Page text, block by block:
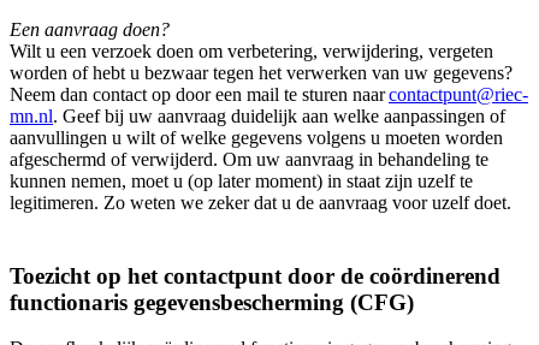
Een aanvraag doen?
Wilt u een verzoek doen om verbetering, verwijdering, vergeten
worden of hebt u bezwaar tegen het verwerken van uw gegevens?
Neem dan contact op door een mail te sturen naarcontactpunt@riec-
mn.nl. Geef bij uw aanvraag duidelijk aan welke aanpassingen of
aanvullingen u wilt of welke gegevens volgens u moeten worden
afgeschermd of verwijderd. Om uw aanvraag in behandeling te
kunnen nemen, moet u (op later moment) in staat zijn uzelf te
legitimeren. Zo weten we zeker dat u de aanvraag voor uzelf doet.
Toezicht op het contactpunt door de coördinerend
functionaris gegevensbescherming (CFG)